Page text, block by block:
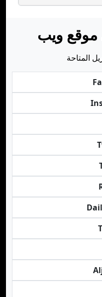
موقع ويب
المتاحة